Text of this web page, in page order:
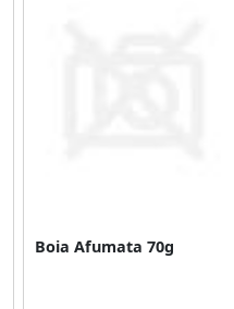
Boia Afumata 70g